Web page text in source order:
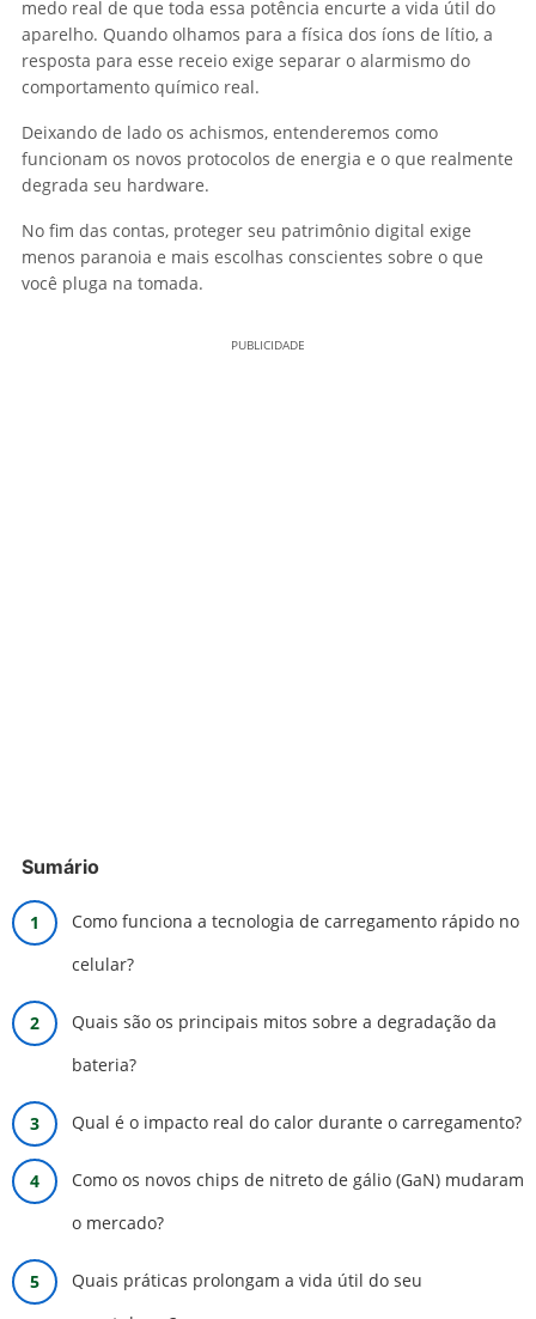
medo real de que toda essa potência encurte a vida útil do
aparelho. Quando olhamos para a física dos íons de lítio, a
resposta para esse receio exige separar o alarmismo do
comportamento químico real.
Deixando de lado os achismos, entenderemos como
funcionam os novos protocolos de energia e o que realmente
degrada seu hardware.
No fim das contas, proteger seu patrimônio digital exige
menos paranoia e mais escolhas conscientes sobre o que
você pluga na tomada.
PUBLICIDADE
Sumário
Como funciona a tecnologia de carregamento rápido no
celular?
Quais são os principais mitos sobre a degradação da
bateria?
Qual é o impacto real do calor durante o carregamento?
Como os novos chips de nitreto de gálio (GaN) mudaram
o mercado?
Quais práticas prolongam a vida útil do seu